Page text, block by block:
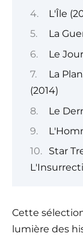
L'Île
La
Le
La
(2014)
Le
Star
Cette
lumière des